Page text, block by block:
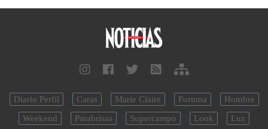
Diario Perfil Caras Marie Claire Fortuna
Hombre
Weekend
Parabrisas Supercampo Look Luz